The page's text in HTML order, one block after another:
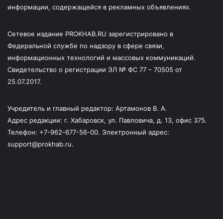
информации, содержащейся в рекламных объявлениях.
Сетевое издание PROKHAB.RU зарегистрировано в
Федеральной службе по надзору в сфере связи,
информационных технологий и массовых коммуникаций.
Свидетельство о регистрации ЭЛ № ФС 77 – 70505 от
25.07.2017.
Учредитель и главный редактор: Артамонов В. А.
Адрес редакции: г. Хабаровск, ул. Павловича, д. 13, офис 375.
Телефон: +7-962-677-56-00. Электронный адрес:
support@prokhab.ru.